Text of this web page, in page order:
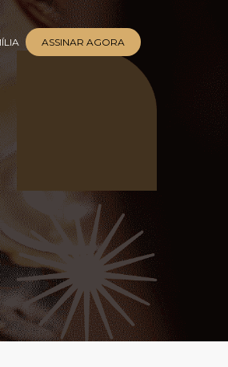
ASSINAR AGORA